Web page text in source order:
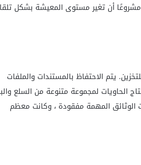
أن تغير مستوى المعيشة بشكل
يتم الاحتفاظ بالمستندات والملفات
الحاويات لمجموعة متنوعة من السلع
الوثائق المهمة مفقودة ، وكانت معظم